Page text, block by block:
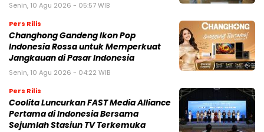
Senin, 10 Agu 2026 - 05:57 WIB
Pers Rilis
Changhong Gandeng Ikon Pop
Indonesia Rossa untuk Memperkuat
Jangkauan di Pasar Indonesia
Senin, 10 Agu 2026 - 04:22 WIB
Pers Rilis
Coolita Luncurkan FAST Media Alliance
Pertama di Indonesia Bersama
Sejumlah Stasiun TV Terkemuka